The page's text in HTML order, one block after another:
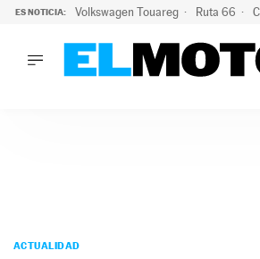
ES NOTICIA: Volkswagen Touareg Ruta 66
PODCAST
ACTUALIDAD